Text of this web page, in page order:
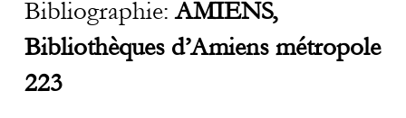
Bibliographie:AMIENS,
Bibliothèques d’Amiens métropole
223